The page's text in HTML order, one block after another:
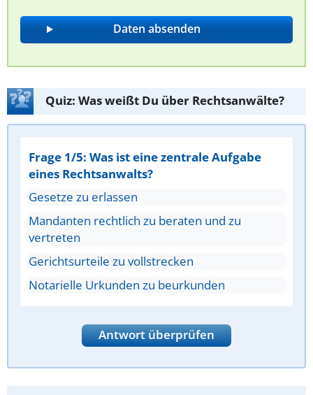
Quiz: Was weißt Du über Rechtsanwälte?
Frage 1/5: Was ist eine zentrale Aufgabe
eines Rechtsanwalts?
Gesetze zu erlassen
Mandanten rechtlich zu beraten und zu
vertreten
Gerichtsurteile zu vollstrecken
Notarielle Urkunden zu beurkunden
Antwort überprüfen